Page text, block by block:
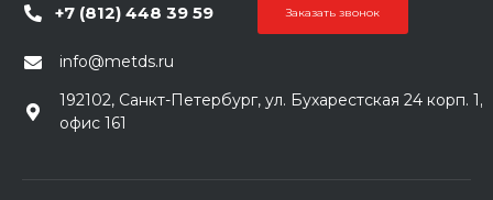
+7 (812) 448 39 59 Заказать звонок
info@metds.ru
192102, Санкт-Петербург, ул. Бухарестская 24 корп. 1,
офис 161